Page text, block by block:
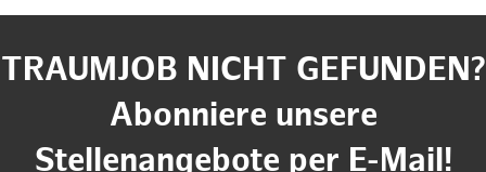
TRAUMJOB NICHT GEFUNDEN?
Abonniere unsere
Stellenangebote per E-Mail!